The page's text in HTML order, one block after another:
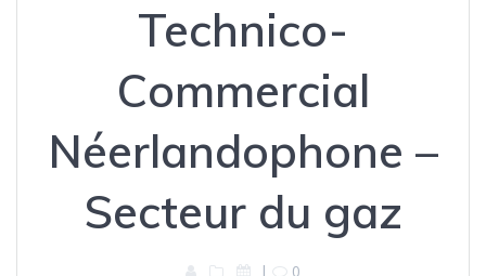
Technico-
Commercial
Néerlandophone –
Secteur du gaz
| 0